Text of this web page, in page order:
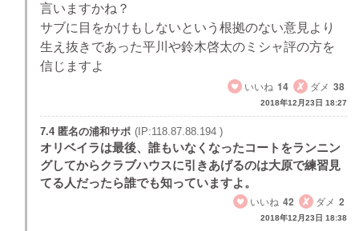
言いますかね？
サブに目をかけもしないという根拠のない意見より
生え抜きであった平川や鈴木啓太のミシャ評の方を
信じますよ
いいね 14 ダメ 38
2018年12月23日 18:27
7.4 匿名の浦和サポ (IP:118.87.88.194 )
オリベイラは最後、誰もいなくなったコートをランニン
グしてからクラブハウスに引きあげるのは大原で練習見
てる人だったら誰でも知っていますよ。
いいね 42 ダメ 2
2018年12月23日 18:38